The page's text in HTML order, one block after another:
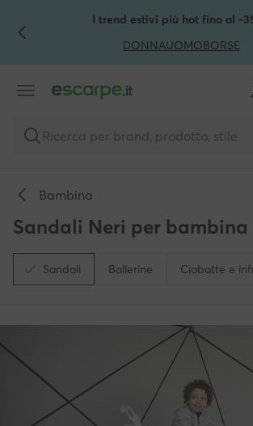
VAI AL CONTENUTO PRINCIPALE
VAI ALLA RICERCAI trend estivi più hot fino al -
DONNAUOMOBORSE
Ricerca per brand, prodotto, stile
Bambina
Sandali Neri per bambina
Sandali Ballerine Ciabatte e